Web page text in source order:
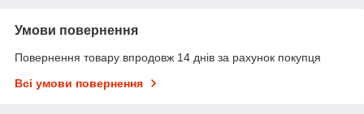
Умови повернення
Повернення товару впродовж 14 днів за рахунок покупця
Всі умови повернення